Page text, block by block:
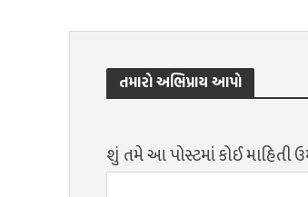
તમારો અભિપ્રાય આપો
શું તમે આ પોસ્ટમાં કોઈ માહિતી